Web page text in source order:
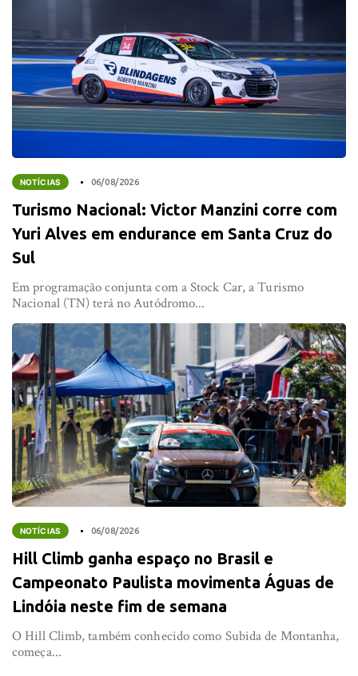
NOTÍCIAS 06/08/2026
Turismo Nacional: Victor Manzini corre com
Yuri Alves em endurance em Santa Cruz do
Sul
Em programação conjunta com a Stock Car, a Turismo
Nacional (TN) terá no Autódromo...
NOTÍCIAS 06/08/2026
Hill Climb ganha espaço no Brasil e
Campeonato Paulista movimenta Águas de
Lindóia neste fim de semana
O Hill Climb, também conhecido como Subida de Montanha,
começa...